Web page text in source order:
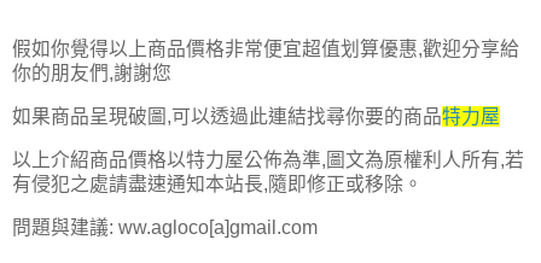
假如你覺得以上商品價格非常便宜超值划算優惠,歡迎分享給
你的朋友們,謝謝您
如果商品呈現破圖,可以透過此連結找尋你要的商品特力屋
以上介紹商品價格以特力屋公佈為準,圖文為原權利人所有,若
有侵犯之處請盡速通知本站長,隨即修正或移除。
問題與建議: ww.agloco[a]gmail.com